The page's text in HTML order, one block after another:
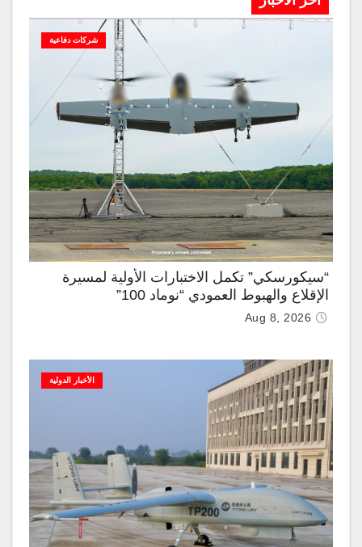
شركات دفاعية
“سيكورسكي” تكمل الاختبارات الأولية لمسيرة
الإقلاع والهبوط العمودي “نوماد 100”
Aug 8, 2026
الأخبار الدولية